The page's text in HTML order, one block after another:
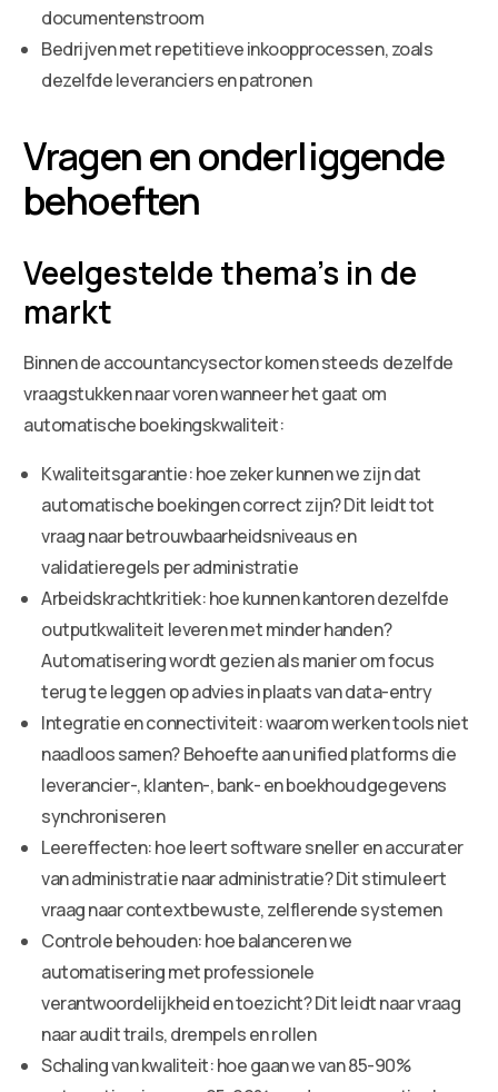
documentenstroom
Bedrijven met repetitieve inkoopprocessen, zoals
dezelfde leveranciers en patronen
Vragen en onderliggende
behoeften
Veelgestelde thema’s in de
markt
Binnen de accountancysector komen steeds dezelfde
vraagstukken naar voren wanneer het gaat om
automatische boekingskwaliteit:
Kwaliteitsgarantie: hoe zeker kunnen we zijn dat
automatische boekingen correct zijn? Dit leidt tot
vraag naar betrouwbaarheidsniveaus en
validatieregels per administratie
Arbeidskrachtkritiek: hoe kunnen kantoren dezelfde
outputkwaliteit leveren met minder handen?
Automatisering wordt gezien als manier om focus
terug te leggen op advies in plaats van data-entry
Integratie en connectiviteit: waarom werken tools niet
naadloos samen? Behoefte aan unified platforms die
leverancier-, klanten-, bank- en boekhoudgegevens
synchroniseren
Leereffecten: hoe leert software sneller en accurater
van administratie naar administratie? Dit stimuleert
vraag naar contextbewuste, zelflerende systemen
Controle behouden: hoe balanceren we
automatisering met professionele
verantwoordelijkheid en toezicht? Dit leidt naar vraag
naar audit trails, drempels en rollen
Schaling van kwaliteit: hoe gaan we van 85-90%